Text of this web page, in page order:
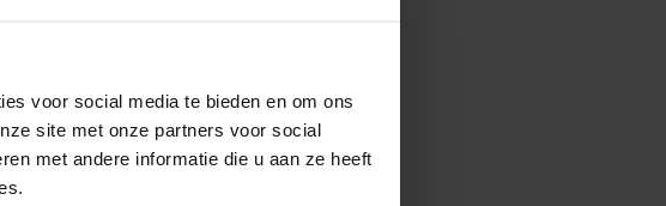
voor social media te bieden en om ons
site met onze partners voor social
met andere informatie die u aan ze heeft